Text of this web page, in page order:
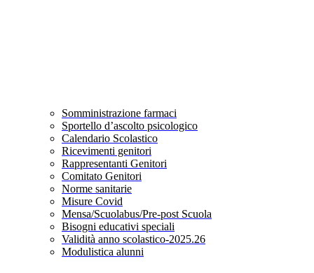
Somministrazione farmaci
Sportello d’ascolto psicologico
Calendario Scolastico
Ricevimenti genitori
Rappresentanti Genitori
Comitato Genitori
Norme sanitarie
Misure Covid
Mensa/Scuolabus/Pre-post Scuola
Bisogni educativi speciali
Validità anno scolastico-2025.26
Modulistica alunni